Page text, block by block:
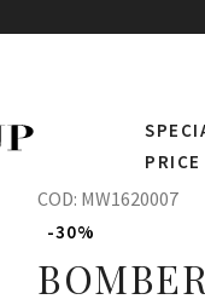
PRICE
COD: MW1620007
-30%